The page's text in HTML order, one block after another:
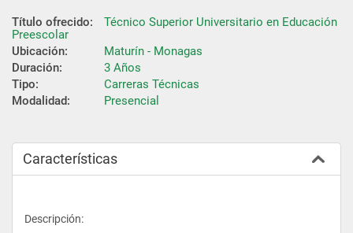
Título ofrecido:
Técnico Superior Universitario en Educación
Preescolar
Ubicación:
Maturín - Monagas
Duración:
3 Años
Tipo:
Carreras Técnicas
Modalidad:
Presencial
Características
Descripción: